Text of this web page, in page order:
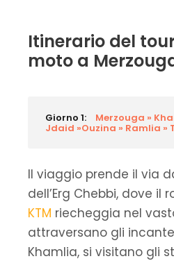
Itinerario del
moto a
Giorno 1: Merzouga »
Jdaid »Ouzina » Ramlia »
Il viaggio prende il via
dell’Erg Chebbi, dove il
KTM riecheggia nel
attraversano gli
Khamlia, si visitano gli